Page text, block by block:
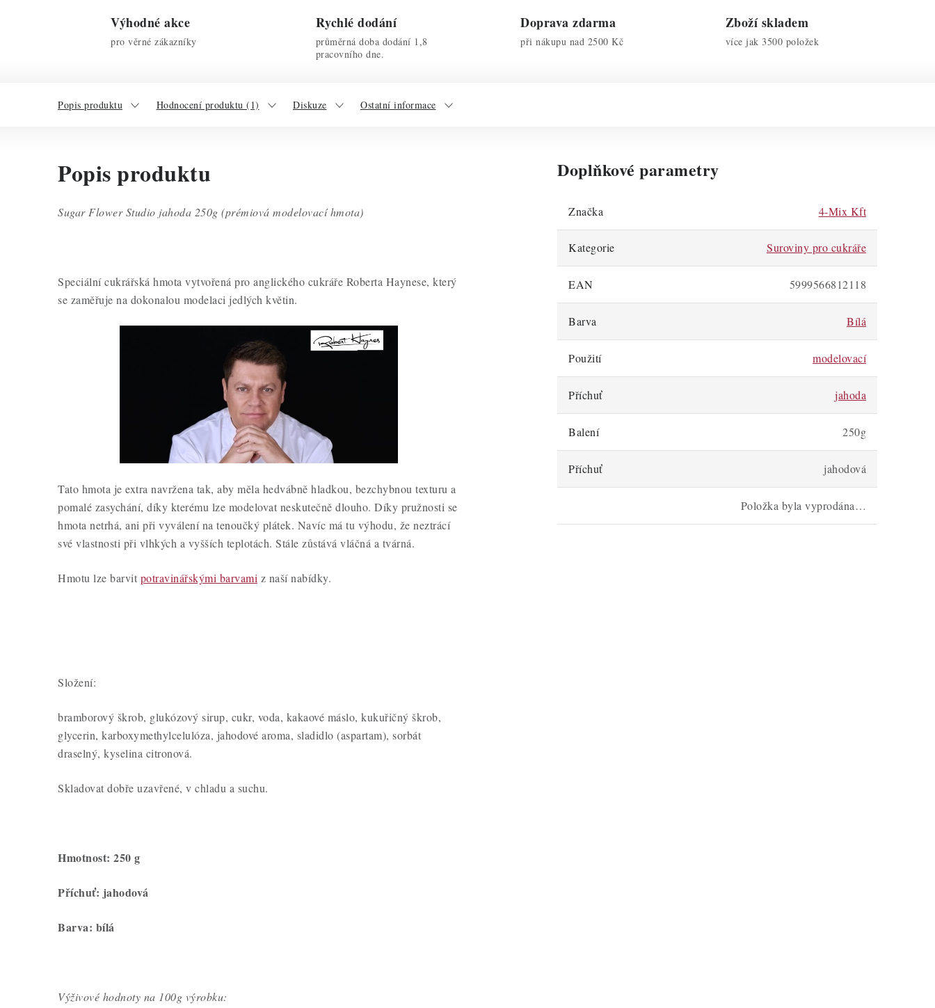
Výhodné akce
pro věrné zákazníky
Rychlé dodání
průměrná doba dodání 1,8
pracovního dne.
Doprava zdarma
při nákupu nad 2500 Kč
Zboží skladem
více jak 3500 položek
Popis produktu Hodnocení produktu (1) Diskuze Ostatní informace
Popis produktu
Sugar Flower Studio jahoda 250g (prémiová modelovací hmota)
Speciální cukrářská hmota vytvořená pro anglického cukráře Roberta Haynese, který
se zaměřuje na dokonalou modelaci jedlých květin.
Tato hmota je extra navržena tak, aby měla hedvábně hladkou, bezchybnou texturu a
pomalé zasychání, díky kterému lze modelovat neskutečně dlouho. Díky pružnosti se
hmota netrhá, ani při vyválení na tenoučký plátek. Navíc má tu výhodu, že neztrácí
své vlastnosti při vlhkých a vyšších teplotách. Stále zůstává vláčná a tvárná.
Hmotu lze barvit potravinářskými barvami z naší nabídky.
Složení:
bramborový škrob, glukózový sirup, cukr, voda, kakaové máslo, kukuřičný škrob,
glycerin, karboxymethylcelulóza, jahodové aroma, sladidlo (aspartam), sorbát
draselný, kyselina citronová.
Skladovat dobře uzavřené, v chladu a suchu.
Hmotnost: 250 g
Příchuť: jahodová
Barva: bílá
Výživové hodnoty na 100g výrobku:
Doplňkové parametry
Značka 4-Mix Kft
Kategorie Suroviny pro cukráře
EAN 5999566812118
Barva Bílá
Použití modelovací
Příchuť jahoda
Balení 250g
Příchuť jahodová
Položka byla vyprodána…